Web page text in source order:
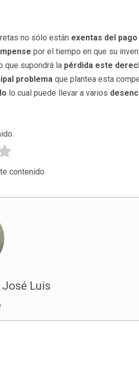
no sólo están exentas del pago
por el tiempo en que su
que supondrá la pérdida este
problema que plantea esta
lo cual puede llevar a varios
contenido.
José Luis